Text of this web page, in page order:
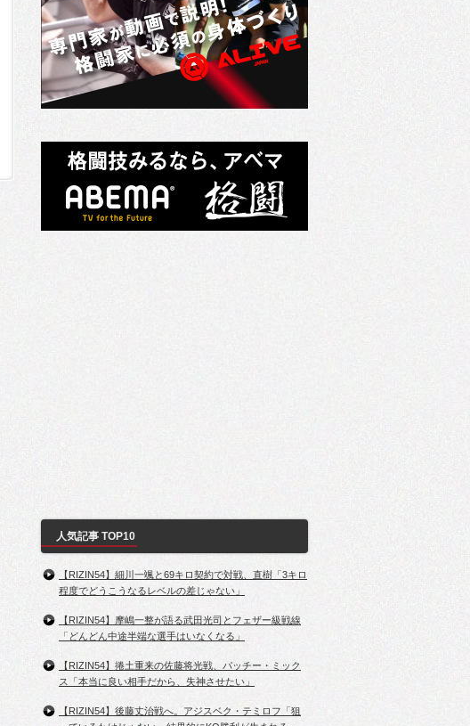
人気記事 TOP10
【RIZIN54】細川一颯と69キロ契約で対戦、直樹「3キロ
程度でどうこうなるレベルの差じゃない」
【RIZIN54】摩嶋一整が語る武田光司とフェザー級戦線
「どんどん中途半端な選手はいなくなる」
【RIZIN54】捲土重来の佐藤将光戦、パッチー・ミック
ス「本当に良い相手だから、失神させたい」
【RIZIN54】後藤丈治戦へ。アジスベク・テミロフ「狙